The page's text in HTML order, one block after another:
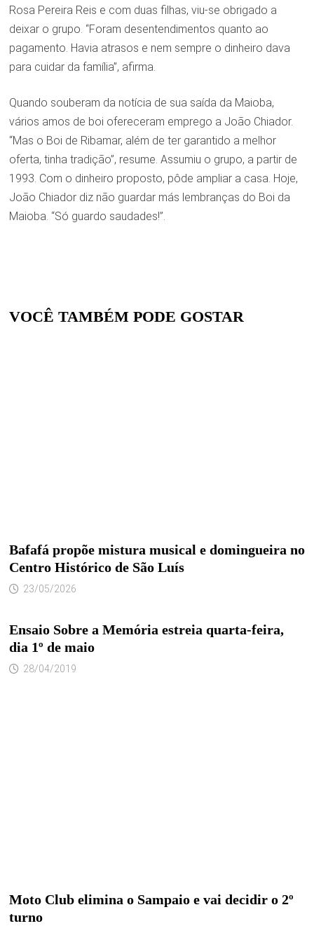
Rosa Pereira Reis e com duas filhas, viu-se obrigado a
deixar o grupo. “Foram desentendimentos quanto ao
pagamento. Havia atrasos e nem sempre o dinheiro dava
para cuidar da família”, afirma.
Quando souberam da notícia de sua saída da Maioba,
vários amos de boi ofereceram emprego a João Chiador.
“Mas o Boi de Ribamar, além de ter garantido a melhor
oferta, tinha tradição”, resume. Assumiu o grupo, a partir de
1993. Com o dinheiro proposto, pôde ampliar a casa. Hoje,
João Chiador diz não guardar más lembranças do Boi da
Maioba. “Só guardo saudades!”.
VOCÊ TAMBÉM PODE GOSTAR
Bafafá propõe mistura musical e domingueira no
Centro Histórico de São Luís
23/05/2026
Ensaio Sobre a Memória estreia quarta-feira,
dia 1º de maio
28/04/2019
Moto Club elimina o Sampaio e vai decidir o 2º
turno